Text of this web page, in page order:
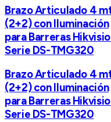
Brazo Articulado 4
(2+2) con Iluminación
para Barreras
Serie DS-TMG320
Brazo Articulado 4
(2+2) con Iluminación
para Barreras
Serie DS-TMG320